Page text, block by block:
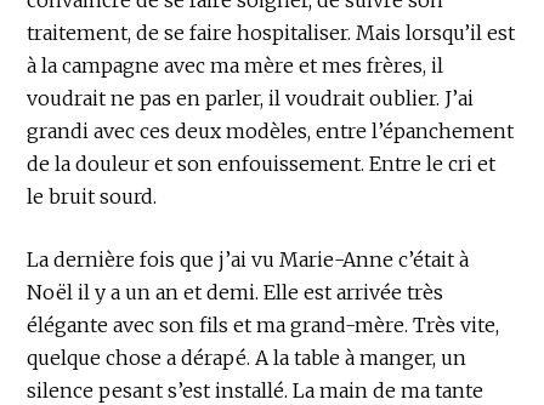
traitement, de se faire hospitaliser. Mais lorsqu’il est
à la campagne avec ma mère et mes frères, il
voudrait ne pas en parler, il voudrait oublier. J’ai
grandi avec ces deux modèles, entre l’épanchement
de la douleur et son enfouissement. Entre le cri et
le bruit sourd.
La dernière fois que j’ai vu Marie-Anne c’était à
Noël il y a un an et demi. Elle est arrivée très
élégante avec son fils et ma grand-mère. Très vite,
quelque chose a dérapé. A la table à manger, un
silence pesant s’est installé. La main de ma tante